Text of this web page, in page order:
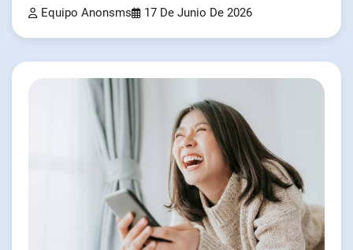
Equipo Anonsms 17 De Junio De 2026